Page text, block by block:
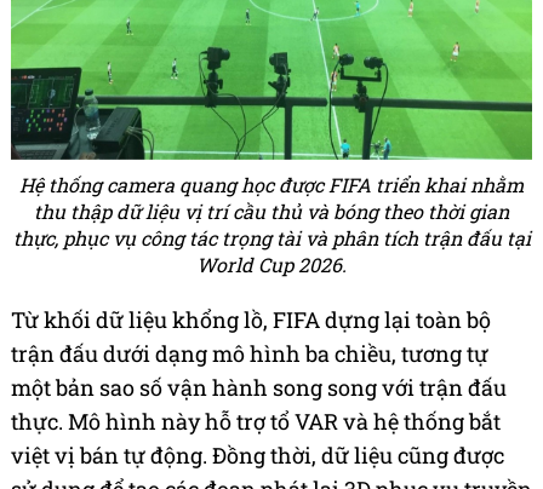
Hệ thống camera quang học được FIFA triển khai nhằm
thu thập dữ liệu vị trí cầu thủ và bóng theo thời gian
thực, phục vụ công tác trọng tài và phân tích trận đấu tại
World Cup 2026.
Từ khối dữ liệu khổng lồ, FIFA dựng lại toàn bộ
trận đấu dưới dạng mô hình ba chiều, tương tự
một bản sao số vận hành song song với trận đấu
thực. Mô hình này hỗ trợ tổ VAR và hệ thống bắt
việt vị bán tự động. Đồng thời, dữ liệu cũng được